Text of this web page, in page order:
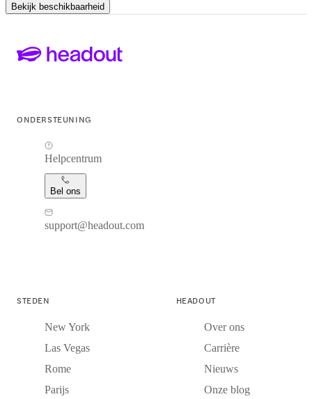
Bekijk beschikbaarheid
ONDERSTEUNING
Helpcentrum
Bel ons
support@headout.com
STEDEN
New York
Las Vegas
Rome
Parijs
HEADOUT
Over ons
Carrière
Nieuws
Onze blog